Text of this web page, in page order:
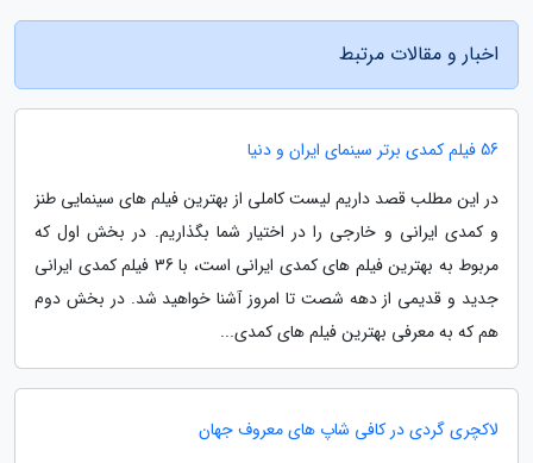
اخبار و مقالات مرتبط
56 فیلم کمدی برتر سینمای ایران و دنیا
در این مطلب قصد داریم لیست کاملی از بهترین فیلم های سینمایی طنز
و کمدی ایرانی و خارجی را در اختیار شما بگذاریم. در بخش اول که
مربوط به بهترین فیلم های کمدی ایرانی است، با 36 فیلم کمدی ایرانی
جدید و قدیمی از دهه شصت تا امروز آشنا خواهید شد. در بخش دوم
هم که به معرفی بهترین فیلم های کمدی...
لاکچری گردی در کافی شاپ های معروف جهان